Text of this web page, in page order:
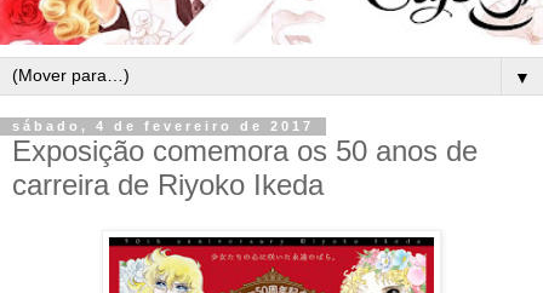
▼
sábado, 4 de fevereiro de 2017
Exposição comemora os 50 anos de
carreira de Riyoko Ikeda